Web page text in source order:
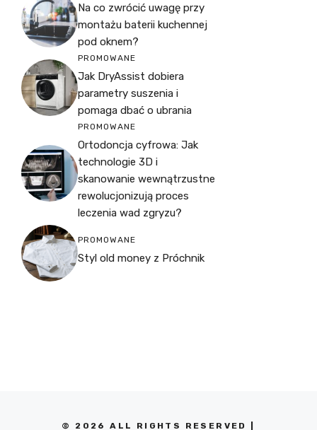
Na co zwrócić uwagę przy
montażu baterii kuchennej
pod oknem?
PROMOWANE
Jak DryAssist dobiera
parametry suszenia i
pomaga dbać o ubrania
PROMOWANE
Ortodoncja cyfrowa: Jak
technologie 3D i
skanowanie wewnątrzustne
rewolucjonizują proces
leczenia wad zgryzu?
PROMOWANE
Styl old money z Próchnik
© 2026 ALL RIGHTS RESERVED |